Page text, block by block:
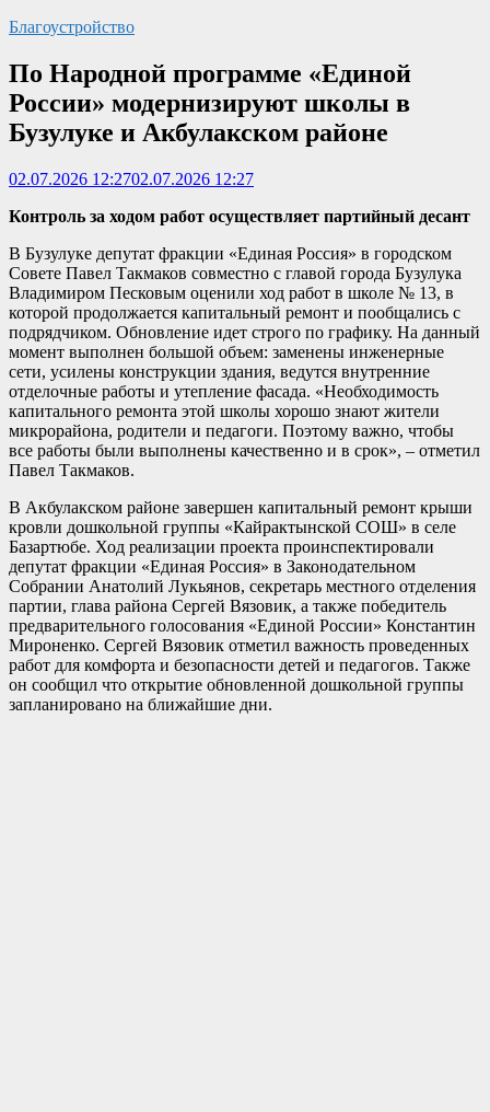
Благоустройство
По Народной программе «Единой
России» модернизируют школы в
Бузулуке и Акбулакском районе
02.07.2026 12:2702.07.2026 12:27
Контроль за ходом работ осуществляет партийный десант
В Бузулуке депутат фракции «Единая Россия» в городском
Совете Павел Такмаков совместно с главой города Бузулука
Владимиром Песковым оценили ход работ в школе № 13, в
которой продолжается капитальный ремонт и пообщались с
подрядчиком. Обновление идет строго по графику. На данный
момент выполнен большой объем: заменены инженерные
сети, усилены конструкции здания, ведутся внутренние
отделочные работы и утепление фасада. «Необходимость
капитального ремонта этой школы хорошо знают жители
микрорайона, родители и педагоги. Поэтому важно, чтобы
все работы были выполнены качественно и в срок», – отметил
Павел Такмаков.
В Акбулакском районе завершен капитальный ремонт крыши
кровли дошкольной группы «Кайрактынской СОШ» в селе
Базартюбе. Ход реализации проекта проинспектировали
депутат фракции «Единая Россия» в Законодательном
Собрании Анатолий Лукьянов, секретарь местного отделения
партии, глава района Сергей Вязовик, а также победитель
предварительного голосования «Единой России» Константин
Мироненко. Сергей Вязовик отметил важность проведенных
работ для комфорта и безопасности детей и педагогов. Также
он сообщил что открытие обновленной дошкольной группы
запланировано на ближайшие дни.